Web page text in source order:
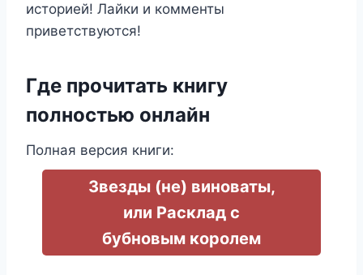
историей! Лайки и комменты
приветствуются!
Где прочитать книгу
полностью онлайн
Полная версия книги:
Звезды (не) виноваты,
или Расклад с
бубновым королем